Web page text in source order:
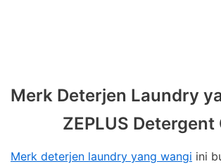
Merk Deterjen Laundry
ZEPLUS Detergent
Merk deterjen laundry yang wangi ini